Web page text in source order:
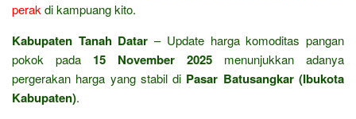
perak di kampuang kito.
Kabupaten Tanah Datar – Update harga komoditas pangan
pokok pada 15 November 2025 menunjukkan adanya
pergerakan harga yang stabil di Pasar Batusangkar (Ibukota
Kabupaten).